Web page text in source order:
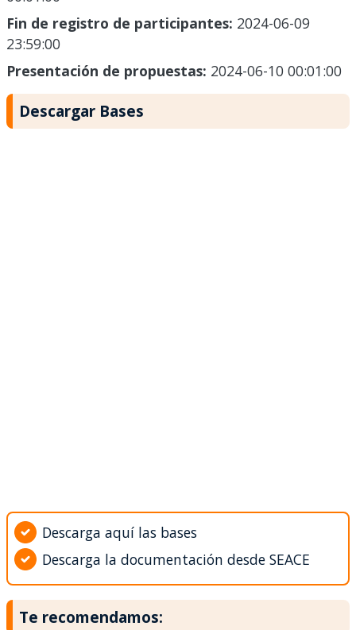
Fin de registro de participantes: 2024-06-09
23:59:00
Presentación de propuestas: 2024-06-10 00:01:00
Descargar Bases
Descarga aquí las bases
Descarga la documentación desde SEACE
Te recomendamos: